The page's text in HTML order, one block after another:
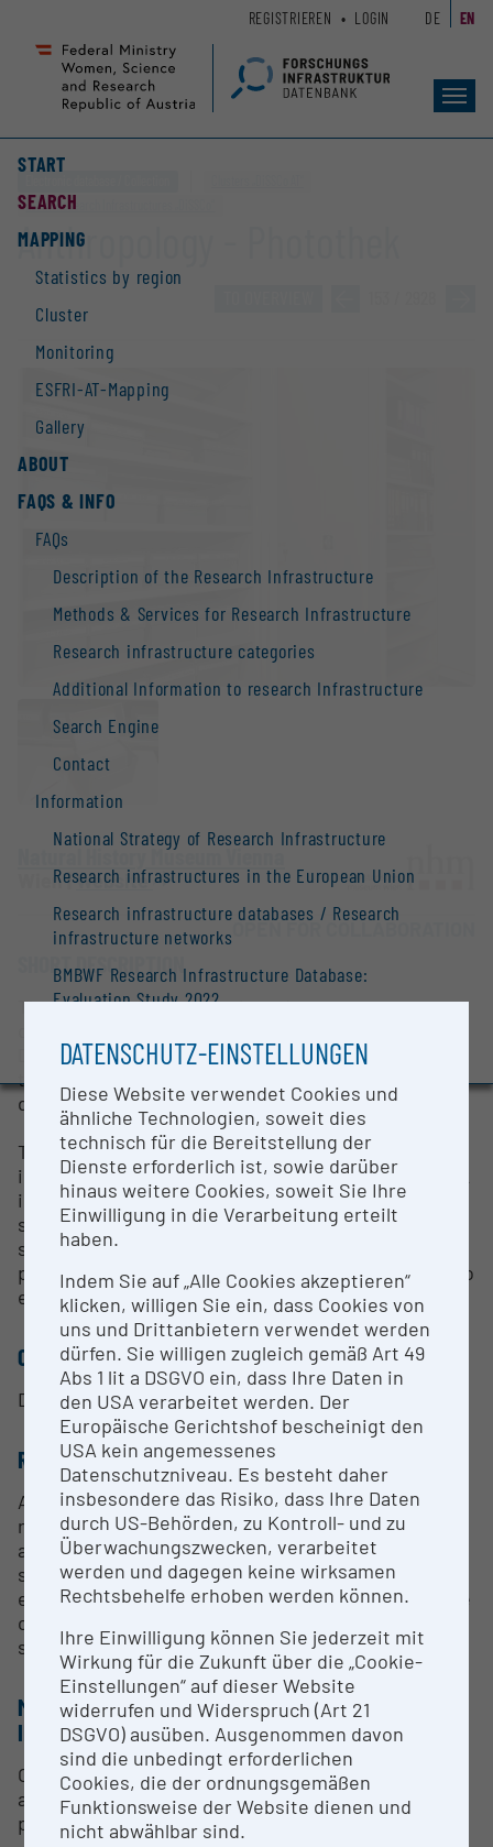
Seiteninhalt
Accesskey
Hauptnavigation
Accesskey
START
SEARCH
MAPPING
Statistics by region
Cluster
Monitoring
ESFRI-AT-Mapping
Gallery
ABOUT
FAQS & INFO
FAQs
Description of the Research Infrastructure
Methods & Services for Research Infrastructure
Research infrastructure categories
Additional Information to research Infrastructure
Search Engine
Contact
Information
National Strategy of Research Infrastructure
Research infrastructures in the European Union
Research infrastructure databases / Research
infrastructure networks
BMBWF Research Infrastructure Database:
Evaluation Study 2022
REGISTRIEREN LOGIN DE EN
ESFRI-Research Infrastructures „DiSSCo“
Anthropology - Photothek
Natural History Museum Vienna
Wien |Website
OPEN FOR COLLABORATION
SHORT DESCRIPTION
The Photothek is a historic and contemporary
Department of Anthropology. It encompasses about
the entire photographic production of the
department since its foundation.
The total size of the collection is close to 50,000
inventory numbers. In fact, however, the photothek
includes a much larger number of photographs,
such as black-and-white and color negatives, 35mm
slides, medium-format, historical black-and-white
prints, X-ray negatives and in the laste decades also
extensive digital image material.
CONTACT PERSON
Dr. Margit Berner, Wolfgang Reichmann
RESEARCH SERVICES
Access for research purposes. Assistance in
research projects in the fields of biological
anthropology, history of anthropology, history of
science and museums studies. Support for
exhibition projects and research on the provenance
of collections and ethical issues in dealing with
sensitive collection holdings.
METHODS & EXPERTISE FOR RESEARCH
INFRASTRUCTURE
Object photography, research on the history of
anthropometric photography and scientific object
photography, digitalisation of partial collections.
DATENSCHUTZ-EINSTELLUNGEN
Diese Website verwendet Cookies und
ähnliche Technologien, soweit dies
technisch für die Bereitstellung der
Dienste erforderlich ist, sowie darüber
hinaus weitere Cookies, soweit Sie Ihre
Einwilligung in die Verarbeitung erteilt
haben.
Indem Sie auf „Alle Cookies akzeptieren“
klicken, willigen Sie ein, dass Cookies von
uns und Drittanbietern verwendet werden
dürfen. Sie willigen zugleich gemäß Art 49
Abs 1 lit a DSGVO ein, dass Ihre Daten in
den USA verarbeitet werden. Der
Europäische Gerichtshof bescheinigt den
USA kein angemessenes
Datenschutzniveau. Es besteht daher
insbesondere das Risiko, dass Ihre Daten
durch US-Behörden, zu Kontroll- und zu
Überwachungszwecken, verarbeitet
werden und dagegen keine wirksamen
Rechtsbehelfe erhoben werden können.
Ihre Einwilligung können Sie jederzeit mit
Wirkung für die Zukunft über die „Cookie-
Einstellungen“ auf dieser Website
widerrufen und Widerspruch (Art 21
DSGVO) ausüben. Ausgenommen davon
sind die unbedingt erforderlichen
Cookies, die der ordnungsgemäßen
Funktionsweise der Website dienen und
nicht abwählbar sind.